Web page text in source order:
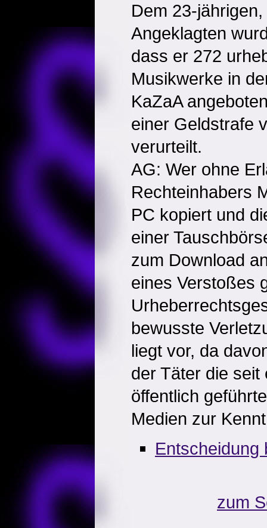
Dem 23-
Angeklagten
dass er 272
Musikwerke in
KaZaA
einer Geldstrafe
verurteilt.
AG: Wer ohne
Rechteinhabers
PC kopiert und
einer
zum Download
eines Verstoßes
bewusste
liegt vor, da
der Täter die seit
öffentlich
Medien zur
Entscheidung
zum